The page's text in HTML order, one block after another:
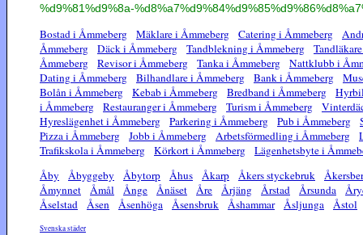
%d9%81%d9%8a-
Bostad i Åmmeberg Mäklare i Åmmeberg Catering i Åmmeberg
Åmmeberg
Däck i Åmmeberg Tandblekning i Åmmeberg
Åmmeberg
Revisor i Åmmeberg Tanka i Åmmeberg
Nattklubb i
Dating i Åmmeberg
Bilhandlare i Åmmeberg Bank i Åmmeberg
Bolån i Åmmeberg
Kebab i Åmmeberg Bredband i Åmmeberg
i Åmmeberg
Restauranger i Åmmeberg Turism i Åmmeberg
Hyreslägenhet i Åmmeberg
Parkering i Åmmeberg Pub i Åmmeberg
Pizza i Åmmeberg
Jobb i Åmmeberg Arbetsförmedling i Åmmeberg
Trafikskola i Åmmeberg
Körkort i Åmmeberg
Lägenhetsbyte i
Åby
Åbyggeby Åbytorp Åhus Åkarp Åkers styckebruk
Åmynnet
Åmål Ånge Ånäset Åre Årjäng Årstad Årsunda
Åselstad
Åsen Åsenhöga Åsensbruk Åshammar Åsljunga Åstol
Svenska städer